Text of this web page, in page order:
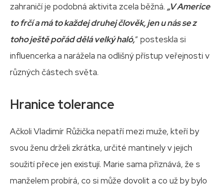
zahraničí je podobná aktivita zcela běžná. „V Americe
to frčí a má to každej druhej člověk, jen u nás se z
toho ještě pořád dělá velký haló,“ posteskla si
influencerka a narážela na odlišný přístup veřejnosti v
různých částech světa.
Hranice tolerance
Ačkoli Vladimír Růžička nepatří mezi muže, kteří by
svou ženu drželi zkrátka, určité mantinely v jejich
soužití přece jen existují. Marie sama přiznává, že s
manželem probírá, co si může dovolit a co už by bylo